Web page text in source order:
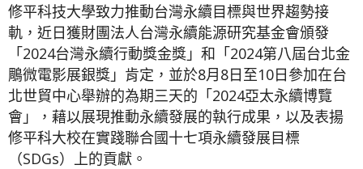
修平科技大學致力推動台灣永續目標與世界趨勢接
軌，近日獲財團法人台灣永續能源研究基金會頒發
「2024台灣永續行動獎金獎」和「2024第八屆台北金
鵰微電影展銀獎」肯定，並於8月8日至10日參加在台
北世貿中心舉辦的為期三天的「2024亞太永續博覽
會」，藉以展現推動永續發展的執行成果，以及表揚
修平科大校在實踐聯合國十七項永續發展目標
（SDGs）上的貢獻。